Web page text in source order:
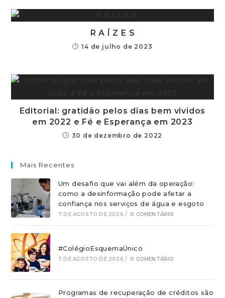
R A Í Z E S
14 de julho de 2023
Editorial: gratidão pelos dias bem vividos
em 2022 e Fé e Esperança em 2023
30 de dezembro de 2022
Mais Recentes
Um desafio que vai além da operação:
como a desinformação pode afetar a
confiança nos serviços de água e esgoto
7 DE AGOSTO DE 2026 / 0 COMENTÁRIO
#ColégioEsquemaÚnico
7 DE AGOSTO DE 2026 / 0 COMENTÁRIO
Programas de recuperação de créditos são